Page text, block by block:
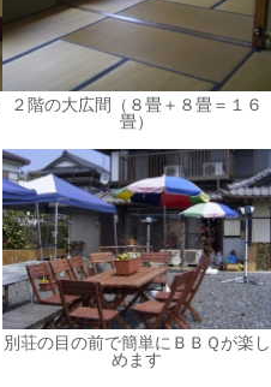
２階の大広間（８畳＋８畳＝１６
畳）
別荘の目の前で簡単にＢＢＱが楽し
めます